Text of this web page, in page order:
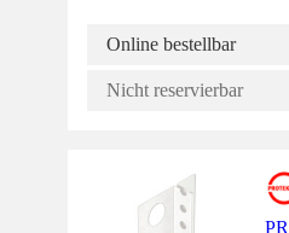
Online bestellbar
Nicht reservierbar